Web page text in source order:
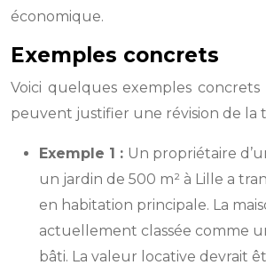
économique.
Exemples concrets
Voici quelques exemples
peuvent justifier une révision de la
Exemple 1 : Un propriétaire
un jardin de 500 m² à Lille a
en habitation principale. La
actuellement classée comme
bâti. La valeur locative devrait